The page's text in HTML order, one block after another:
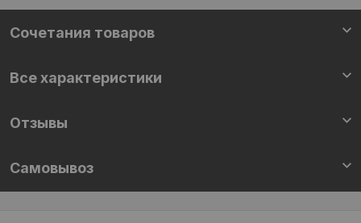
Cочетания товаров
Все характеристики
Отзывы
Самовывоз